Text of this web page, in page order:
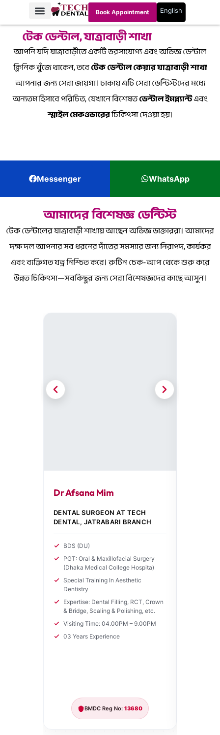
Book Appointment English
টেক ডেন্টাল, যাত্রাবাড়ী শাখা
আপনি যদি যাত্রাবাড়ীতে একটি ভরসাযোগ্য এবং অভিজ্ঞ ডেন্টাল
ক্লিনিক খুঁজে থাকেন, তবেটেক ডেন্টাল কেয়ার যাত্রাবাড়ী শাখা
আপনার জন্য সেরা জায়গা। ঢাকায় এটি সেরা ডেন্টিস্টদের মধ্যে
অন্যতম হিসাবে পরিচিত, যেখানে বিশেষতডেন্টাল ইমপ্ল্যান্টএবং
স্মাইল মেকওভারেরচিকিৎসা দেওয়া হয়।
Messenger WhatsApp
আমাদের বিশেষজ্ঞ ডেন্টিস্ট
টেক ডেন্টালের যাত্রাবাড়ী শাখায় আছেন অভিজ্ঞ ডাক্তাররা। আমাদের
দক্ষ দল আপনার সব ধরনের দাঁতের সমস্যার জন্য নিরাপদ, কার্যকর
এবং ব্যক্তিগত যত্ন নিশ্চিত করে। রুটিন চেক-আপ থেকে শুরু করে
উন্নত চিকিৎসা—সবকিছুর জন্য সেরা বিশেষজ্ঞদের কাছে আসুন।
Dr Afsana Mim
DENTAL SURGEON AT TECH
DENTAL, JATRABARI BRANCH
BDS (DU)
PGT: Oral & Maxillofacial Surgery
(Dhaka Medical College Hospita)
Special Training In Aesthetic
Dentistry
Expertise: Dental Filling, RCT, Crown
& Bridge, Scaling & Polishing, etc.
Visiting Time: 04.00PM – 9.00PM
03 Years Experience
BMDC Reg No: 13680